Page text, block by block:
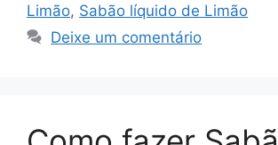
Limão, Sabão líquido de Limão
Deixe um comentário